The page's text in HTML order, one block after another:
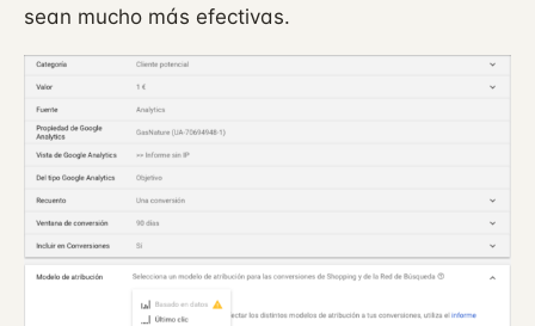
sean mucho más efectivas.